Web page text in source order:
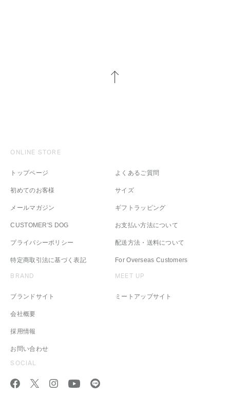
ONLINE STORE
トップページ
初めてのお客様
メールマガジン
CUSTOMER'S DOG
プライバシーポリシー
特定商取引法に基づく表記
よくあるご質問
サイズ
ギフトラッピング
お支払い方法について
配送方法・送料について
For Overseas Customers
BRAND
ブランドサイト
会社概要
採用情報
お問い合わせ
MEET UP
ミートアップサイト
SOCIAL